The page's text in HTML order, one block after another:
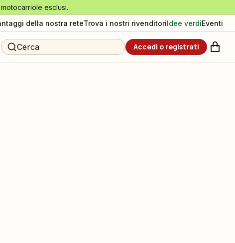
esclusi.
della nostra reteTrova i nostri rivenditoriIdee verdiEventi
Cerca Accedi o registrati